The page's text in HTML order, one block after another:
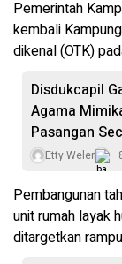
Pemerintah
kembali
dikenal (OTK)
Disdukcapil
Agama
Pasangan
Etty Weler
Pembangunan
unit rumah layak
ditargetkan